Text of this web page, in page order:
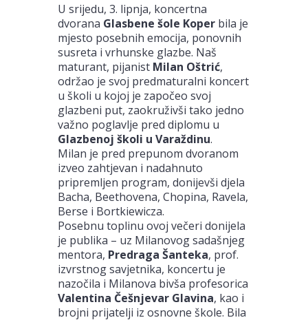
U srijedu, 3. lipnja, koncertna
dvorana Glasbene šole Koper bila je
mjesto posebnih emocija, ponovnih
susreta i vrhunske glazbe. Naš
maturant, pijanist Milan Oštrić,
održao je svoj predmaturalni koncert
u školi u kojoj je započeo svoj
glazbeni put, zaokruživši tako jedno
važno poglavlje pred diplomu u
Glazbenoj školi u Varaždinu.
Milan je pred prepunom dvoranom
izveo zahtjevan i nadahnuto
pripremljen program, donijevši djela
Bacha, Beethovena, Chopina, Ravela,
Berse i Bortkiewicza.
Posebnu toplinu ovoj večeri donijela
je publika – uz Milanovog sadašnjeg
mentora, Predraga Šanteka, prof.
izvrstnog savjetnika, koncertu je
nazočila i Milanova bivša profesorica
Valentina Češnjevar Glavina, kao i
brojni prijatelji iz osnovne škole. Bila